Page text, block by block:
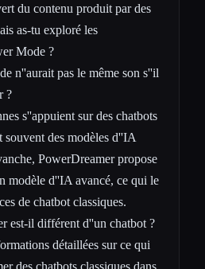
du contenu produit par des
as-tu exploré les
Mode ?
n''aurait pas le même son s''il
?
s''appuient sur des chatbots
souvent des modèles d''IA
PowerDreamer propose
modèle d''IA avancé, ce qui le
de chatbot classiques.
est-il différent d''un chatbot ?
détaillées sur ce qui
des chatbots classiques dans